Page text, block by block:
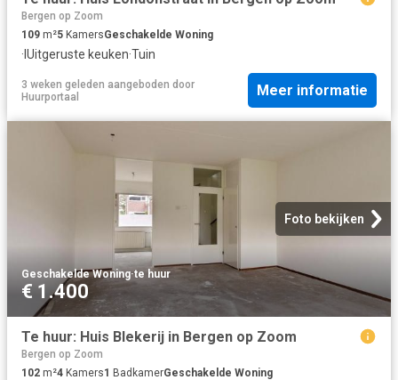
Bergen op Zoom
109 m²5 KamersGeschakelde Woning
· IUitgeruste keuken·Tuin
3 weken geleden aangeboden door
Huurportaal
Meer informatie
Foto bekijken
Geschakelde Woning·te huur
€ 1.400
Te huur: Huis Blekerij in Bergen op Zoom
Bergen op Zoom
102 m²4 Kamers1 BadkamerGeschakelde Woning